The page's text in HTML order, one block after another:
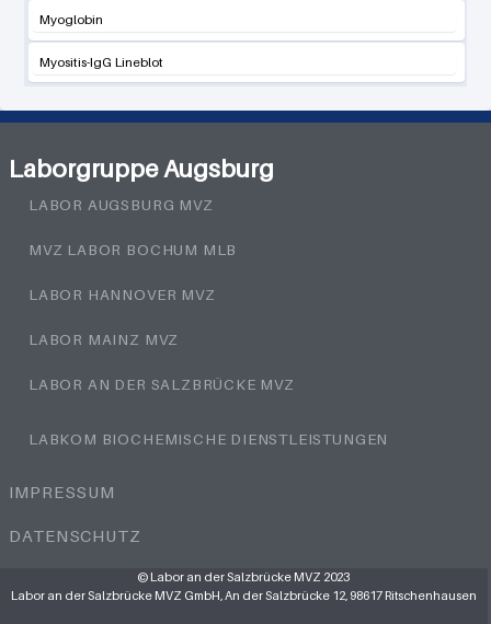
Myoglobin
Myositis-IgG Lineblot
© Labor an der Salzbrücke MVZ 2023
Labor an der Salzbrücke MVZ GmbH, An der Salzbrücke 12, 98617 Ritschenhausen
IMPRESSUM
DATENSCHUTZ
Laborgruppe Augsburg
LABOR AUGSBURG MVZ
MVZ LABOR BOCHUM MLB
LABOR HANNOVER MVZ
LABOR MAINZ MVZ
LABOR AN DER SALZBRÜCKE MVZ
LABKOM BIOCHEMISCHE DIENSTLEISTUNGEN